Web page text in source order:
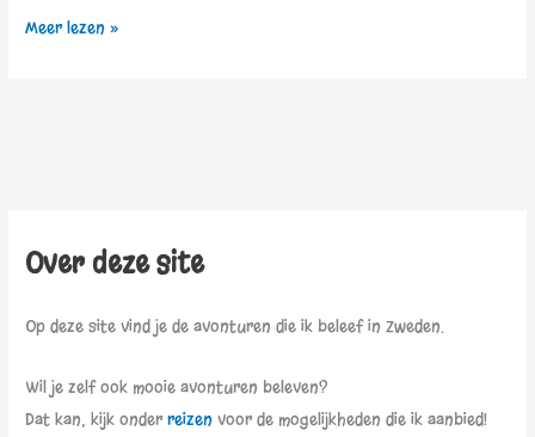
Meer lezen »
Over deze site
Op deze site vind je de avonturen die ik beleef in Zweden.
Wil je zelf ook mooie avonturen beleven?
Dat kan, kijk onderreizen voor de mogelijkheden die ik aanbied!